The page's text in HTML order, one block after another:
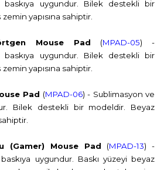
baskıya uygundur. Bilek destekli bir
yapısına sahiptir.
Mouse Pad (MPAD-05) -
baskıya uygundur. Bilek destekli bir
yapısına sahiptir.
Pad (MPAD-06)- Sublimasyon ve
Bilek destekli bir modeldir. Beyaz
(Gamer) Mouse Pad (MPAD-13) -
uygundur. Baskı yüzeyi beyaz